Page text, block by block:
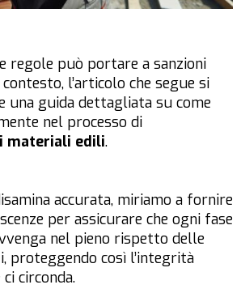
regole può portare a sanzioni
l’articolo che segue si
una guida dettagliata su come
nel processo di
materiali edili.
accurata, miriamo a fornire
per assicurare che ogni fase
nel pieno rispetto delle
proteggendo così l’integrità
circonda.